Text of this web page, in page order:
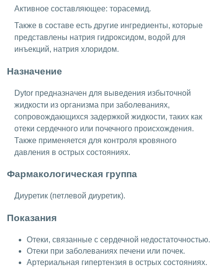
Активное составляющее: торасемид.
Также в составе есть другие ингредиенты, которые
представлены натрия гидроксидом, водой для
инъекций, натрия хлоридом.
Назначение
Dytor предназначен для выведения избыточной
жидкости из организма при заболеваниях,
сопровождающихся задержкой жидкости, таких как
отеки сердечного или почечного происхождения.
Также применяется для контроля кровяного
давления в острых состояниях.
Фармакологическая группа
Диуретик (петлевой диуретик).
Показания
Отеки, связанные с сердечной недостаточностью.
Отеки при заболеваниях печени или почек.
Артериальная гипертензия в острых состояниях.